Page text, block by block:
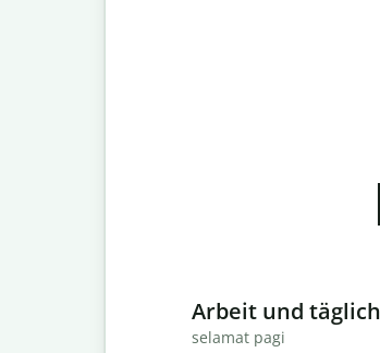
Slide 1 of 6
Arbeit und
selamat pagi